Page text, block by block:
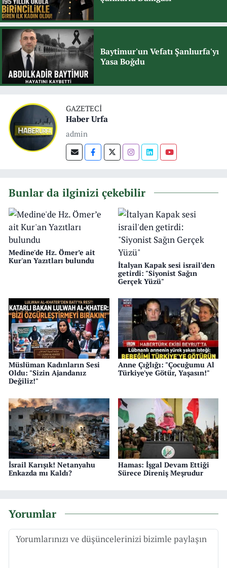
Baytimur'un Vefatı Şanlıurfa'yı
Yasa Boğdu
GAZETECI
Haber Urfa
admin
Bunlar da ilginizi çekebilir
Medine'de Hz. Ömer’e ait
Kur'an Yazıtları bulundu
İtalyan Kapak sesi israil'den
getirdi: "Siyonist Sağın
Gerçek Yüzü"
Müslüman Kadınların Sesi
Oldu: "Sizin Ajandanız
Değiliz!"
Anne Çığlığı: "Çocuğumu Al
Türkiye'ye Götür, Yaşasın!"
İsrail Karışık! Netanyahu
Enkazda mı Kaldı?
Hamas: İşgal Devam Ettiği
Sürece Direniş Meşrudur
Yorumlar